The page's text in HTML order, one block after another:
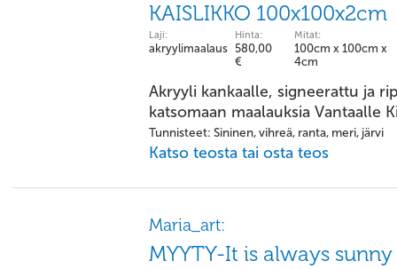
KAISLIKKO 100x100x2cm
Laji:
akryylimaalaus
Hinta:
580,00
€
Mitat:
100cm x 100cm x
4cm
Akryyli kankaalle, signeerattu ja
katsomaan maalauksia Vantaalle
Tunnisteet: Sininen, vihreä, ranta, meri, järvi
Katso teosta tai osta teos
Maria_art:
MYYTY-It is always sunny